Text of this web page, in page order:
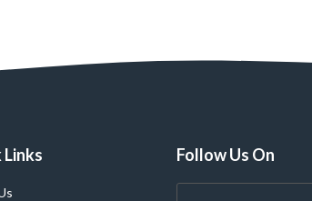
Links Follow Us On